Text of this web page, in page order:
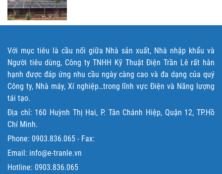
Với mục tiêu là cầu nối giữa Nhà sản xuất, Nhà nhập khẩu và
Người tiêu dùng, Công ty TNHH Kỹ Thuật Điện Trần Lê rất hân
hạnh được đáp ứng nhu cầu ngày càng cao và đa dạng của quý
Công ty, Nhà máy, Xí nghiệp…trong lĩnh vực Điện và Năng lượng
tái tạo.
Địa chỉ: 160 Huỳnh Thị Hai, P. Tân Chánh Hiệp, Quận 12, TP.Hồ
Chí Minh.
Phone: 0903.836.065 - Fax:
Email: info@e-tranle.vn
Hotline: 0903.836.065